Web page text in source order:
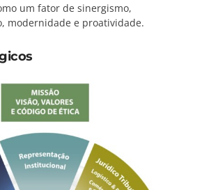
um fator de sinergismo,
modernidade e proatividade.